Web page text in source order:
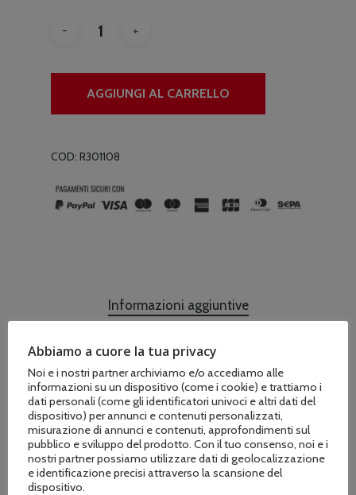
AGGIUNGI AL CARRELLO
COD: R301108
Informazioni aggiuntive
Marchio
Sabart
Abbiamo a cuore la tua privacy
Noi e i nostri partner archiviamo e/o accediamo alle
informazioni su un dispositivo (come i cookie) e trattiamo i
dati personali (come gli identificatori univoci e altri dati del
dispositivo) per annunci e contenuti personalizzati,
misurazione di annunci e contenuti, approfondimenti sul
pubblico e sviluppo del prodotto. Con il tuo consenso, noi e i
nostri partner possiamo utilizzare dati di geolocalizzazione
e identificazione precisi attraverso la scansione del
dispositivo.